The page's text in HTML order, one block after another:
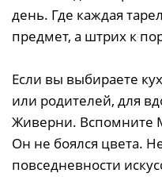
день. Где каждая
предмет, а штрих к
Если вы выбираете
или родителей, для
Живерни. Вспомните
Он не боялся цвета.
повседневности